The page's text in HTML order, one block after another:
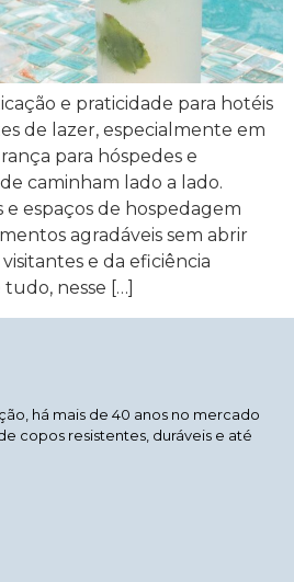
e praticidade para hotéis
de lazer, especialmente em
para hóspedes e
caminham lado a lado.
e espaços de hospedagem
agradáveis sem abrir
e da eficiência
nesse […]
há mais de 40 anos no mercado
copos resistentes, duráveis e até